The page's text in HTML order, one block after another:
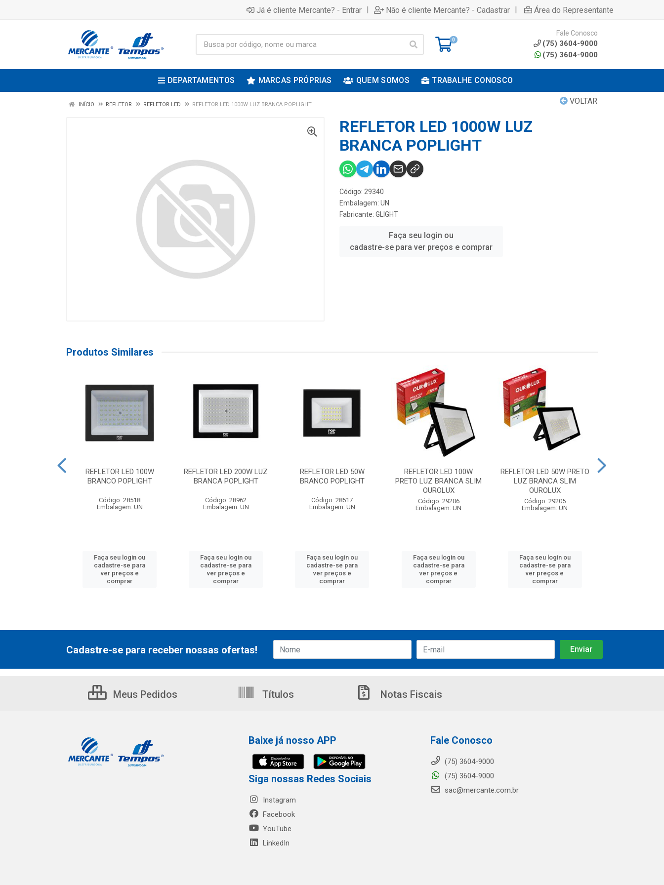
Já é cliente Mercante? - Entrar | Não é cliente Mercante? - Cadastrar | Área do Representante
0
Fale Conosco
(75) 3604-9000
(75) 3604-9000
DEPARTAMENTOS MARCAS PRÓPRIAS QUEM SOMOS TRABALHE CONOSCO
VOLTAR
INÍCIO REFLETOR REFLETOR LED REFLETOR LED 1000W LUZ BRANCA POPLIGHT
REFLETOR LED 1000W LUZ
BRANCA POPLIGHT
Código: 29340
Embalagem: UN
Fabricante: GLIGHT
Faça seu login ou
cadastre-se para ver preços e comprar
Produtos Similares
REFLETOR LED 100W
BRANCO POPLIGHT
Código: 28518
Embalagem: UN
Faça seu login ou
cadastre-se para
ver preços e
comprar
REFLETOR LED 200W LUZ
BRANCA POPLIGHT
Código: 28962
Embalagem: UN
Faça seu login ou
cadastre-se para
ver preços e
comprar
REFLETOR LED 50W
BRANCO POPLIGHT
Código: 28517
Embalagem: UN
Faça seu login ou
cadastre-se para
ver preços e
comprar
REFLETOR LED 100W
PRETO LUZ BRANCA SLIM
OUROLUX
Código: 29206
Embalagem: UN
Faça seu login ou
cadastre-se para
ver preços e
comprar
REFLETOR LED 50W PRETO
LUZ BRANCA SLIM
OUROLUX
Código: 29205
Embalagem: UN
Faça seu login ou
cadastre-se para
ver preços e
comprar
Cadastre-se para receber nossas ofertas!
Meus Pedidos Títulos Notas Fiscais
Baixe já nosso APP
Siga nossas Redes Sociais
Instagram
Facebook
YouTube
LinkedIn
Fale Conosco
(75) 3604-9000
(75) 3604-9000
sac@mercante.com.br